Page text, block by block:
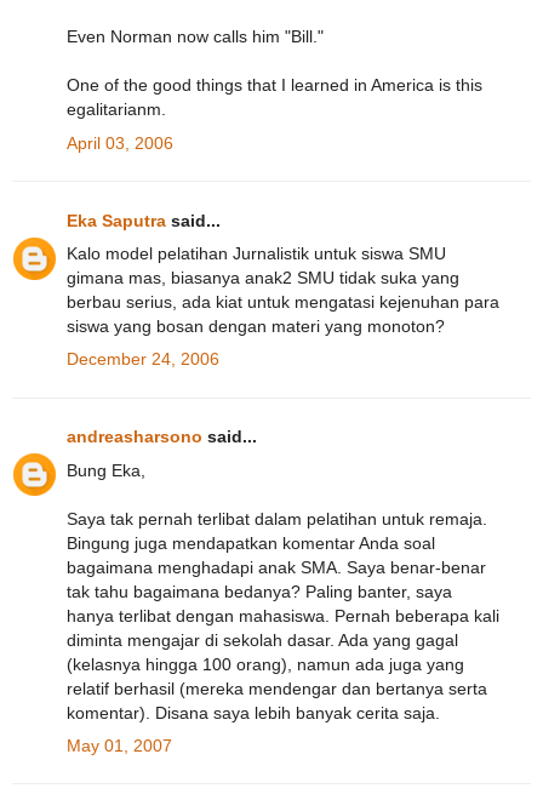
Even Norman now calls him "Bill."
One of the good things that I learned in America is this
egalitarianm.
April 03, 2006
Eka Saputra said...
Kalo model pelatihan Jurnalistik untuk siswa SMU
gimana mas, biasanya anak2 SMU tidak suka yang
berbau serius, ada kiat untuk mengatasi kejenuhan para
siswa yang bosan dengan materi yang monoton?
December 24, 2006
andreasharsono said...
Bung Eka,
Saya tak pernah terlibat dalam pelatihan untuk remaja.
Bingung juga mendapatkan komentar Anda soal
bagaimana menghadapi anak SMA. Saya benar-benar
tak tahu bagaimana bedanya? Paling banter, saya
hanya terlibat dengan mahasiswa. Pernah beberapa kali
diminta mengajar di sekolah dasar. Ada yang gagal
(kelasnya hingga 100 orang), namun ada juga yang
relatif berhasil (mereka mendengar dan bertanya serta
komentar). Disana saya lebih banyak cerita saja.
May 01, 2007